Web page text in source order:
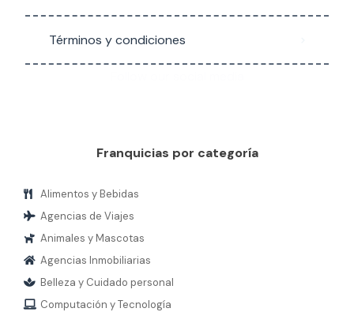
Términos y condiciones
Franquicias por categoría
Alimentos y Bebidas
Agencias de Viajes
Animales y Mascotas
Agencias Inmobiliarias
Belleza y Cuidado personal
Computación y Tecnología